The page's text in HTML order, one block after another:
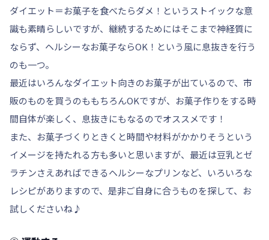
ダイエット＝お菓子を食べたらダメ！というストイックな意
識も素晴らしいですが、継続するためにはそこまで神経質に
ならず、ヘルシーなお菓子ならOK！という風に息抜きを行う
のも一つ。
最近はいろんなダイエット向きのお菓子が出ているので、市
販のものを買うのももちろんOKですが、 お菓子作りをする時
間自体が楽しく 、息抜きにもなるのでオススメです！
また、お菓子づくりときくと時間や材料がかかりそうという
イメージを持たれる方も多いと思いますが、最近は豆乳とゼ
ラチンさえあればできるヘルシーなプリンなど、いろいろな
レシピがありますので、是非ご自身に合うものを探して、お
試しくださいね♪